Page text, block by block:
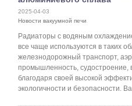
2025-04-03
Новости вакуумной печи
Радиаторы с водяным
все чаще используются в таких
железнодорожный транспорт,
промышленность, судостроение,
благодаря своей высокой
экологичности и безопасности.